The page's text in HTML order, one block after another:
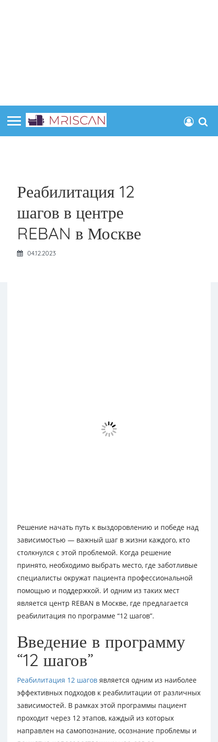
Реабилитация 12
шагов в центре
REBAN в Москве
04.12.2023
Решение начать путь к выздоровлению и победе над
зависимостью — важный шаг в жизни каждого, кто
столкнулся с этой проблемой. Когда решение
принято, необходимо выбрать место, где заботливые
специалисты окружат пациента профессиональной
помощью и поддержкой. И одним из таких мест
является центр REBAN в Москве, где предлагается
реабилитация по программе “12 шагов”.
Введение в программу
“12 шагов”
Реабилитация 12 шагов является одним из наиболее
эффективных подходов к реабилитации от различных
зависимостей. В рамках этой программы пациент
проходит через 12 этапов, каждый из которых
направлен на самопознание, осознание проблемы и